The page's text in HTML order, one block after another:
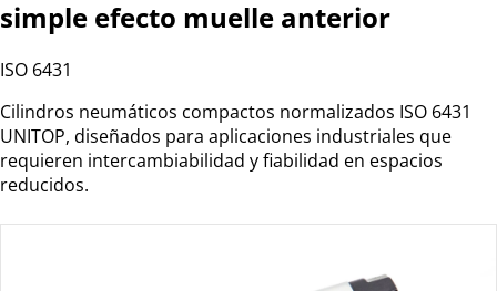
simple efecto muelle anterior
ISO 6431
Cilindros neumáticos compactos normalizados ISO 6431
UNITOP, diseñados para aplicaciones industriales que
requieren intercambiabilidad y fiabilidad en espacios
reducidos.